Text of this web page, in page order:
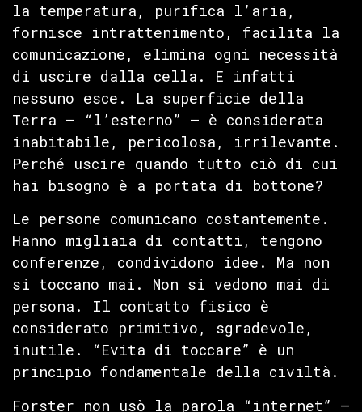
la temperatura, purifica l’aria,
fornisce intrattenimento, facilita la
comunicazione, elimina ogni necessità
di uscire dalla cella. E infatti
nessuno esce. La superficie della
Terra — “l’esterno” — è considerata
inabitabile, pericolosa, irrilevante.
Perché uscire quando tutto ciò di cui
hai bisogno è a portata di bottone?
Le persone comunicano costantemente.
Hanno migliaia di contatti, tengono
conferenze, condividono idee. Ma non
si toccano mai. Non si vedono mai di
persona. Il contatto fisico è
considerato primitivo, sgradevole,
inutile. “Evita di toccare” è un
principio fondamentale della civiltà.
Forster non usò la parola “internet” —